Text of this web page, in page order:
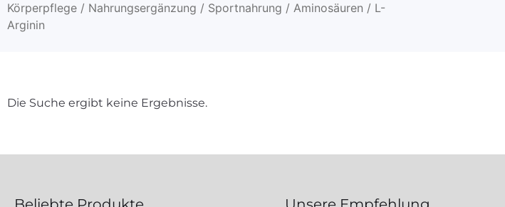
Körperpflege / Nahrungsergänzung / Sportnahrung / Aminosäuren / L-
Arginin
Die Suche ergibt keine Ergebnisse.